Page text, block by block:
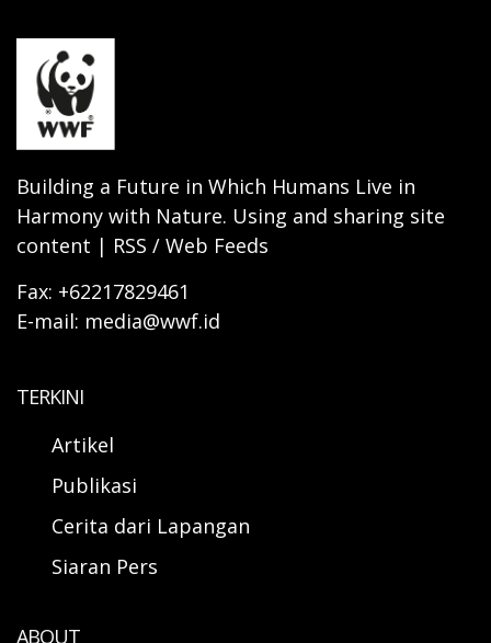
Building a Future in Which Humans Live in
Harmony with Nature. Using and sharing site
content | RSS / Web Feeds
Fax: +62217829461
E-mail: media@wwf.id
TERKINI
Artikel
Publikasi
Cerita dari Lapangan
Siaran Pers
ABOUT